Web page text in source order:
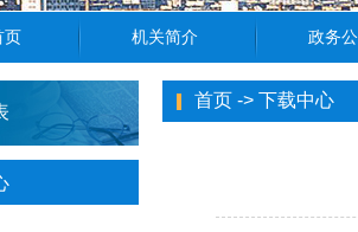
首页 -> 下载中心